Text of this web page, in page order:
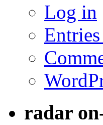
Log in
Entries
radar